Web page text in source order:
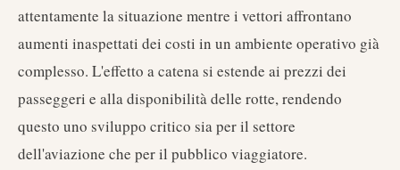
attentamente la situazione mentre i vettori affrontano
aumenti inaspettati dei costi in un ambiente operativo già
complesso. L'effetto a catena si estende ai prezzi dei
passeggeri e alla disponibilità delle rotte, rendendo
questo uno sviluppo critico sia per il settore
dell'aviazione che per il pubblico viaggiatore.